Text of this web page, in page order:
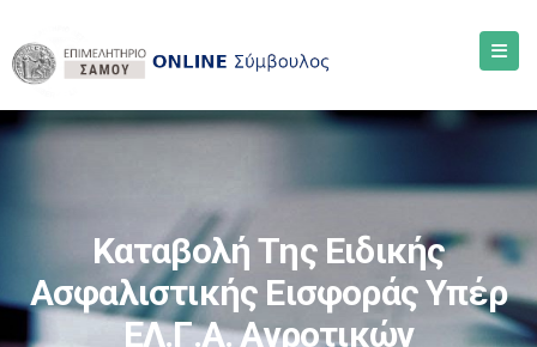
Καταβολή Της Ειδικής
Ασφαλιστικής Εισφοράς Υπέρ
ΕΛ.Γ.Α. Αγροτικών